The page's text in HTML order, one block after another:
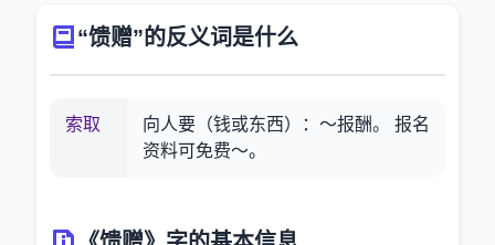
“馈赠”的反义词是什么
索取
向人要（钱或东西）：～报酬。 报名
资料可免费～。